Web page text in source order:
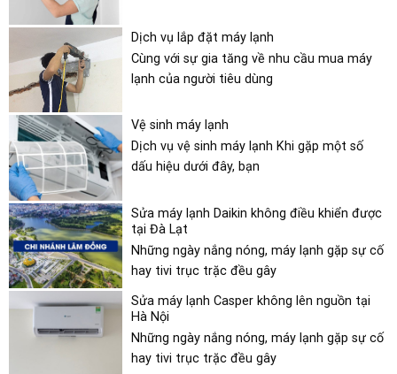
Cùng với sự gia tăng về nhu cầu mua máy
lạnh của người tiêu dùng
Dịch vụ vệ sinh máy lạnh Khi gặp một số
dấu hiệu dưới đây, bạn
tại Đà Lạt
Những ngày nắng nóng, máy lạnh gặp sự cố
hay tivi trục trặc đều gây
Sửa máy lạnh Casper không lên nguồn tại
Hà Nội
Những ngày nắng nóng, máy lạnh gặp sự cố
hay tivi trục trặc đều gây